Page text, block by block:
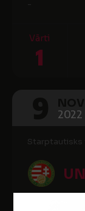
-
Vārti
1
2022
Starptautisks